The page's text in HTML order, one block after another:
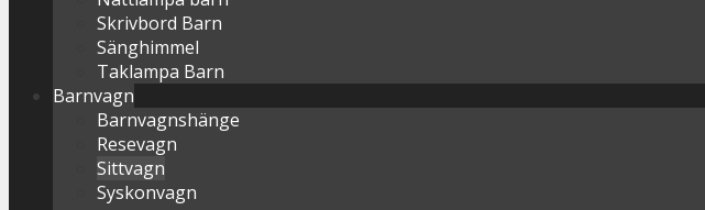
Skrivbord Barn
Sänghimmel
Taklampa Barn
Barnvagn
Barnvagnshänge
Resevagn
Sittvagn
Syskonvagn